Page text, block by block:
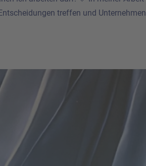
treffen und Unternehmen